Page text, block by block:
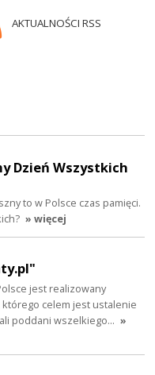
AKTUALNOŚCI RSS
Dzień Wszystkich
to w Polsce czas pamięci.
» więcej
jest realizowany
celem jest ustalenie
poddani wszelkiego… »